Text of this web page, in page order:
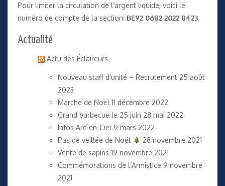
Pour limiter la circulation de l’argent liquide, voici le
numéro de compte de la section: BE92 0682 2022 8423
Actualité
Actu des Éclaireurs
Nouveau staff d’unité – Recrutement 25 août
2023
Marche de Noël 11 décembre 2022
Grand barbecue le 25 juin 28 mai 2022
Infos Arc-en-Ciel 9 mars 2022
Pas de veillée de Noël
28 novembre 2021
Vente de sapins 19 novembre 2021
Commémorations de l’Armistice 9 novembre
2021